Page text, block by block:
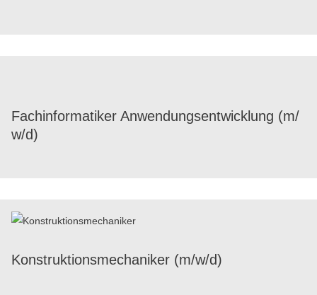
Fach­in­for­ma­ti­ker Anwen­dungs­ent­wick­lung (m/​
w/​d)
Konstruk­ti­ons­me­cha­ni­ker (m/​w/​d)